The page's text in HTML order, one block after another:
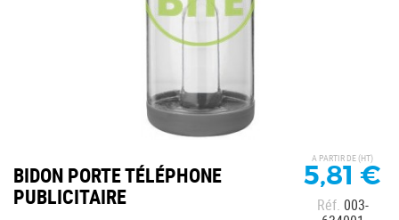
BIDON PORTE TÉLÉPHONE
PUBLICITAIRE
A PARTIR DE (HT)
5,81 €
Réf. 003-